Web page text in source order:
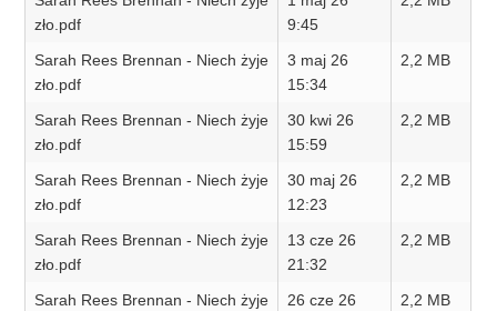
zło.pdf
9:45
Sarah Rees Brennan - Niech żyje
zło.pdf
3 maj 26
15:34
2,2 MB
Sarah Rees Brennan - Niech żyje
zło.pdf
30 kwi 26
15:59
2,2 MB
Sarah Rees Brennan - Niech żyje
zło.pdf
30 maj 26
12:23
2,2 MB
Sarah Rees Brennan - Niech żyje
zło.pdf
13 cze 26
21:32
2,2 MB
Sarah Rees Brennan - Niech żyje
26 cze 26
2,2 MB